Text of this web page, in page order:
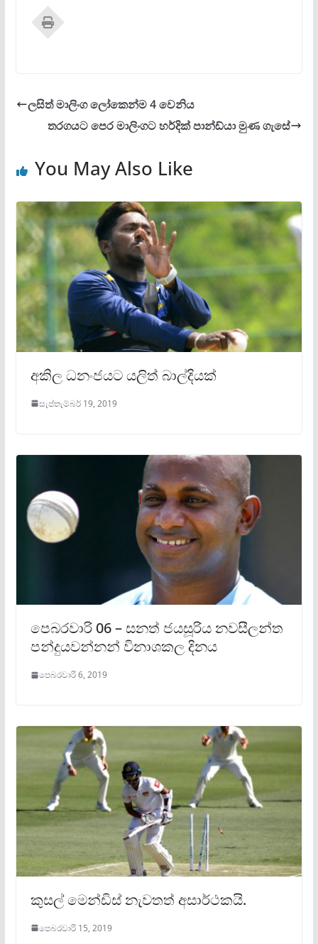
ලසිත් මාලිංග ලෝකෙන්ම 4 වෙනිය
තරගයට පෙර මාලිංගට හර්දික් පාන්ඩ්යා මුණ ගැසේ
You May Also Like
අකිල ධනංජයට යලිත් බාල්දියක්
සැප්තැම්බර් 19, 2019
පෙබරවාරි 06 – සනත් ජයසූරිය නවසීලන්ත
පන්දුයවන්නන් විනාශකල දිනය
පෙබරවාරි 6, 2019
කුසල් මෙන්ඩිස් නැවතත් අසාර්ථකයි.
පෙබරවාරි 15, 2019